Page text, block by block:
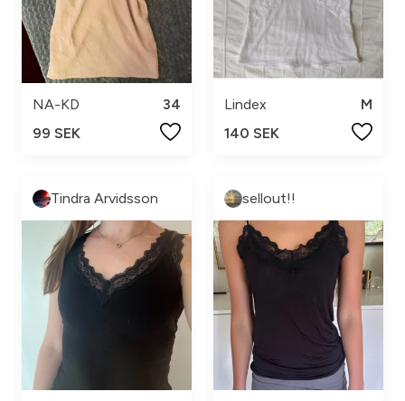
NA-KD
34
99 SEK
Lindex
M
140 SEK
Tindra Arvidsson sellout!!